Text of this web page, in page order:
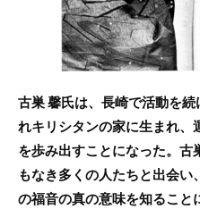
古巣 馨氏は、長崎で活動を
れキリシタンの家に生まれ
を歩み出すことになった。
もなき多くの人たちと出会い
の福音の真の意味を知るこ